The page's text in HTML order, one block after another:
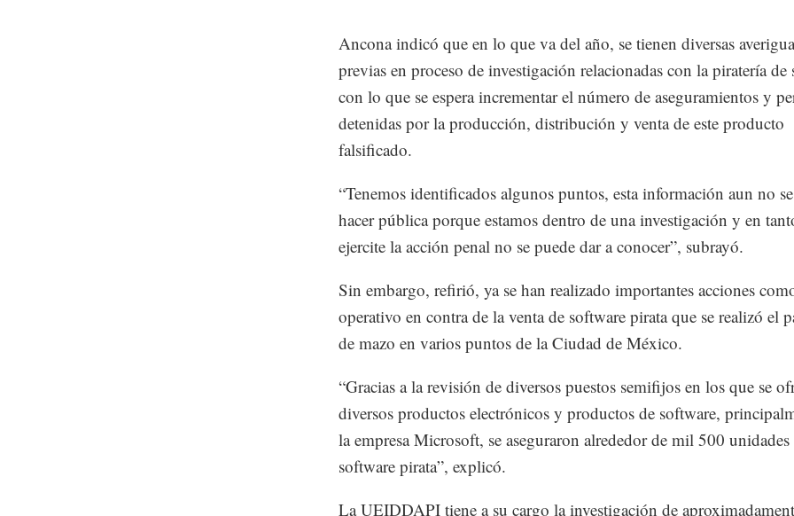
Ancona indicó que en lo que va del año, se tienen diversas
previas en proceso de investigación relacionadas con la piratería de
con lo que se espera incrementar el número de aseguramientos y
detenidas por la producción, distribución y venta de este producto
falsificado.
“Tenemos identificados algunos puntos, esta información aun no
hacer pública porque estamos dentro de una investigación y en
ejercite la acción penal no se puede dar a conocer”, subrayó.
Sin embargo, refirió, ya se han realizado importantes acciones
operativo en contra de la venta de software pirata que se realizó el
de mazo en varios puntos de la Ciudad de México.
“Gracias a la revisión de diversos puestos semifijos en los que se
diversos productos electrónicos y productos de software,
la empresa Microsoft, se aseguraron alrededor de mil 500 unidades
software pirata”, explicó.
La UEIDDAPI tiene a su cargo la investigación de